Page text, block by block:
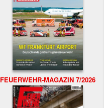
FEUERWEHR-MAGAZIN 7/2026